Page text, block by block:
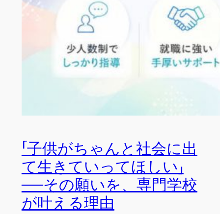
「子供がちゃんと社会に出
て生きていってほしい」
──その願いを、専門学校
が叶える理由